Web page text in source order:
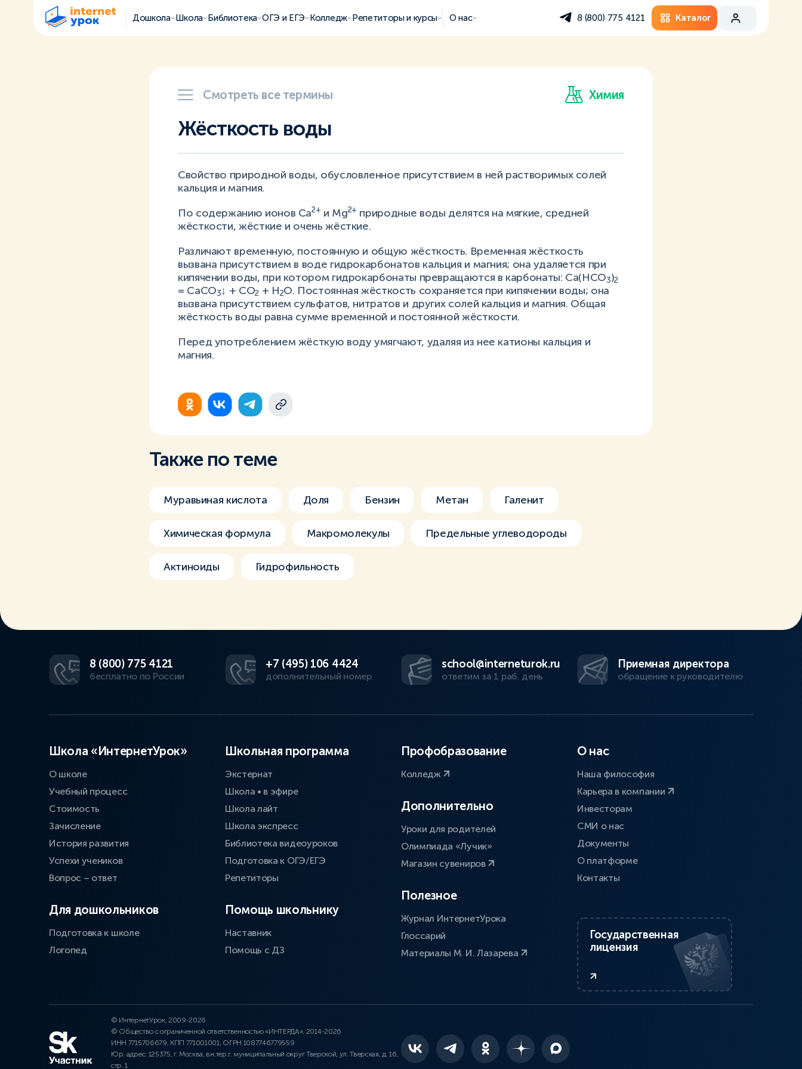
Дошкола Школа Библиотека ОГЭ и ЕГЭ Колледж Репетиторы и курсы О нас 8 (800) 775 4121 Каталог
Смотреть все термины Химия
Жёсткость воды
Свойство природной воды, обусловленное присутствием в ней растворимых солей
кальция и магния.
По содержанию ионов Са2+ и Mg2+ природные воды делятся на мягкие, средней
жёсткости, жёсткие и очень жёсткие.
Различают временную, постоянную и общую жёсткость. Временная жёсткость
вызвана присутствием в воде гидрокарбонатов кальция и магния; она удаляется при
кипячении воды, при котором гидрокарбонаты превращаются в карбонаты: Са(НСО3)2
= СаСО3↓ + СО2 + Н2О. Постоянная жёсткость сохраняется при кипячении воды; она
вызвана присутствием сульфатов, нитратов и других солей кальция и магния. Общая
жёсткость воды равна сумме временной и постоянной жёсткости.
Перед употреблением жёсткую воду умягчают, удаляя из нее катионы кальция и
магния.
Также по теме
Муравьиная кислота Доля Бензин Метан Галенит
Химическая формула Макромолекулы Предельные углеводороды
Актиноиды Гидрофильность
8 (800) 775 4121
бесплатно по России
+7 (495) 106 4424
дополнительный номер
school@interneturok.ru
ответим за 1 раб. день
Приемная директора
обращение к руководителю
Школа «ИнтернетУрок»
О школе
Учебный процесс
Стоимость
Зачисление
История развития
Успехи учеников
Вопрос – ответ
Для дошкольников
Подготовка к школе
Логопед
Школьная программа
Экстернат
Школа • в эфире
Школа лайт
Школа экспресс
Библиотека видеоуроков
Подготовка к ОГЭ/ЕГЭ
Репетиторы
Помощь школьнику
Наставник
Помощь с ДЗ
Профобразование
Колледж
Дополнительно
Уроки для родителей
Олимпиада «Лучик»
Магазин сувениров
Полезное
Журнал ИнтернетУрока
Глоссарий
Материалы М. И. Лазарева
О нас
Наша философия
Карьера в компании
Инвесторам
СМИ о нас
Документы
О платформе
Контакты
Государственная
лицензия
© ИнтернетУрок, 2009-2026
© Общество с ограниченной ответственностью «ИНТЕРДА», 2014-2026
ИНН 7715706679, КПП 771001001, ОГРН 1087746779559
Юр. адрес: 125375, г. Москва, вн.тер.г. муниципальный округ Тверской, ул. Тверская, д. 16,
стр. 1